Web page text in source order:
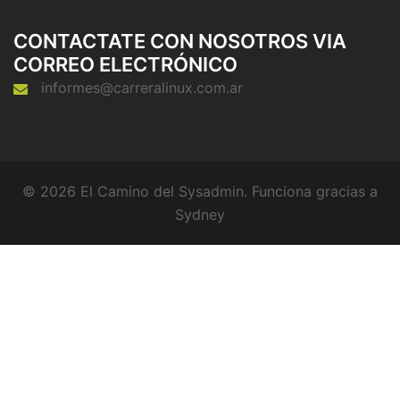
CONTACTATE CON NOSOTROS VIA
CORREO ELECTRÓNICO
informes@carreralinux.com.ar
© 2026 El Camino del Sysadmin. Funciona gracias a
Sydney